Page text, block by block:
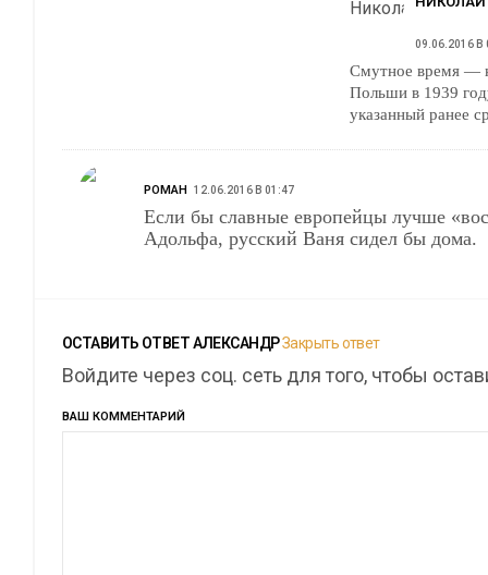
09.06.2016 В
Смутное время —
Польши в 1939
указанный ранее
РОМАН 12.06.2016 В 01:47
Если бы славные европейцы лучше
Адольфа, русский Ваня сидел бы дома.
ОСТАВИТЬ ОТВЕТАЛЕКСАНДРЗакрыть ответ
Войдите через соц. сеть для того, чтобы
ВАШ КОММЕНТАРИЙ